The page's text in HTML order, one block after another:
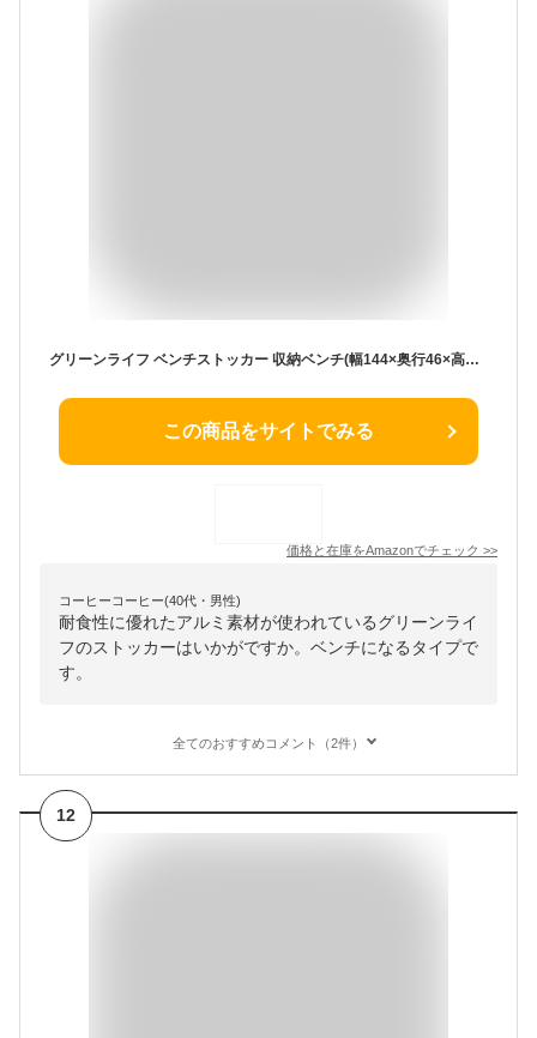
グリーンライフ ベンチストッカー 収納ベンチ(幅144×奥行46×高さ48.5cm 座面耐荷重100㎏)物置 倉庫 縁台 屋外 ベランダ 収納 サビにくいアルミ製 長物収納 大型ブラウン ABS-144N
この商品をサイトでみる
価格と在庫をAmazonでチェック >>
コーヒーコーヒー(40代・男性)
耐食性に優れたアルミ素材が使われているグリーンライ
フのストッカーはいかがですか。ベンチになるタイプで
す。
全てのおすすめコメント（2件）
12